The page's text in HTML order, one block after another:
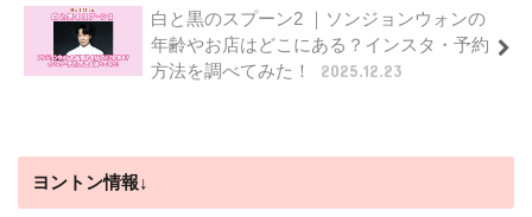
白と黒のスプーン2 ｜ソンジョンウォンの
年齢やお店はどこにある？インスタ・予約
方法を調べてみた！
2025.12.23
ヨントン情報↓